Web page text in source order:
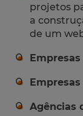
projetos
a
de um
Agências